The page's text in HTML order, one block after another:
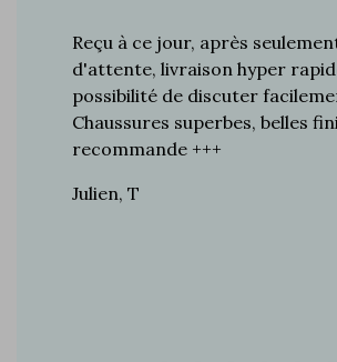
Reçu à ce jour, après
d'attente, livraison hyper
possibilité de discuter
Chaussures superbes, belles
recommande +++
Julien, T